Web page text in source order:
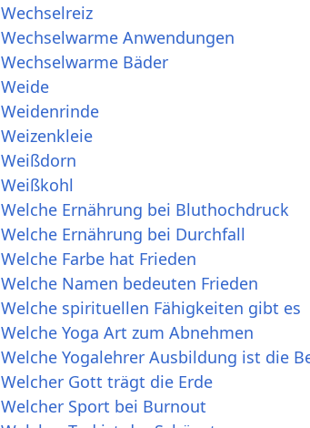
Wechselreiz
Wechselwarme Anwendungen
Wechselwarme Bäder
Weide
Weidenrinde
Weizenkleie
Weißdorn
Weißkohl
Welche Ernährung bei Bluthochdruck
Welche Ernährung bei Durchfall
Welche Farbe hat Frieden
Welche Namen bedeuten Frieden
Welche spirituellen Fähigkeiten gibt es
Welche Yoga Art zum Abnehmen
Welche Yogalehrer Ausbildung ist die
Welcher Gott trägt die Erde
Welcher Sport bei Burnout